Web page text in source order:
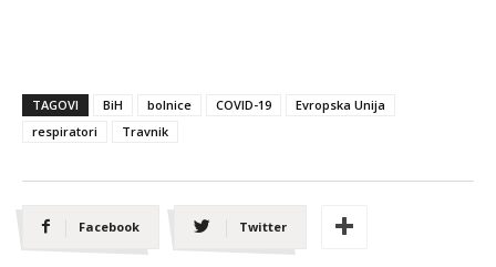
TAGOVI BiH bolnice COVID-19
Evropska Unija
respiratori
Travnik
Facebook Twitter